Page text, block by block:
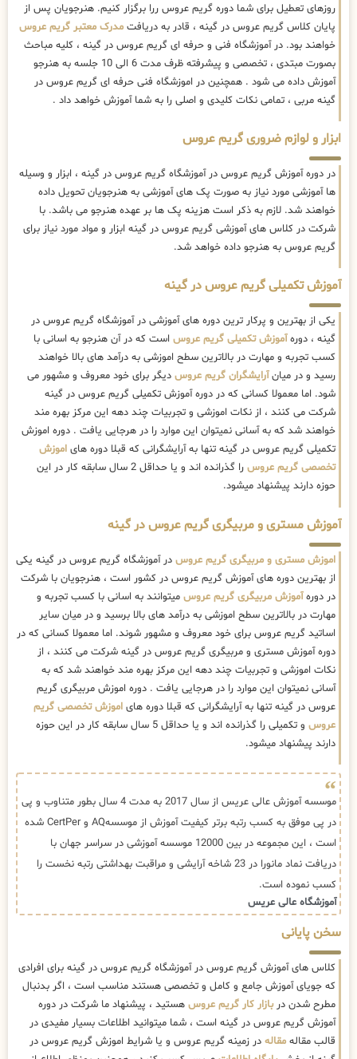
روزهای تعطیل برای شما دوره گریم عروس ررا برگزار کنیم. هنرجویان پس از
پایان کلاس گریم عروس در گینه ، قادر به دریافت مدرک معتبر گریم عروس
خواهند بود. در آموزشگاه فنی و حرفه ای گریم عروس در گینه ، کلیه مباحث
بصورت مبتدی ، تخصصی و پیشرفته ظرف مدت 6 الی 10 جلسه به هنرجو
آموزش داده می شود . همچنین در اموزشگاه فنی حرفه ای گریم عروس در
گینه مربی ، تمامی نکات کلیدی و اصلی را به شما آموزش خواهد داد .
ابزار و لوازم ضروری گریم عروس
در دوره آموزش گریم عروس در آموزشگاه گریم عروس در گینه ، ابزار و وسیله
ها آموزشی مورد نیاز به صورت پک های آموزشی به هنرجویان تحویل داده
خواهند شد. لازم به ذکر است هزینه پک ها بر عهده هنرجو می باشد. با
شرکت در کلاس های آموزشی گریم عروس در گینه ابزار و مواد مورد نیاز برای
گریم عروس به هنرجو داده خواهد شد.
آموزش تکمیلی گریم عروس در گینه
یکی از بهترین و پرکار ترین دوره های آموزشی در آموزشگاه گریم عروس در
گینه ، دورهآموزش تکمیلی گریم عروس است که در آن هنرجو به اسانی با
کسب تجربه و مهارت در بالاترین سطح اموزشی به درآمد های بالا خواهند
رسید و در میانآرایشگران گریم عروس دیگر برای خود معروف و مشهور می
شود. اما معمولا کسانی که در دوره آموزش تکمیلی گریم عروس در گینه
شرکت می کنند ، از نکات اموزشی و تجربیات چند دهه این مرکز بهره مند
خواهند شد که به آسانی نمیتوان این موارد را در هرجایی یافت . دوره اموزش
تکمیلی گریم عروس در گینه تنها به آرایشگرانی که قبلا دوره های اموزش
تخصصی گریم عروس
را گذرانده اند و یا حداقل 2 سال سابقه کار در این
حوزه دارند پیشنهاد میشود.
آموزش مستری و مربیگری گریم عروس در گینه
اموزش مستری و مربیگری گریم عروس در آموزشگاه گریم عروس در گینه یکی
از بهترین دوره های آموزش گریم عروس در کشور است ، هنرجویان با شرکت
در دورهآموزش مربیگری گریم عروس میتوانند به اسانی با کسب تجربه و
مهارت در بالاترین سطح اموزشی به درآمد های بالا برسید و در میان سایر
اساتید گریم عروس برای خود معروف و مشهور شوند. اما معمولا کسانی که در
دوره آموزش مستری و مربیگری گریم عروس در گینه شرکت می کنند ، از
نکات اموزشی و تجربیات چند دهه این مرکز بهره مند خواهند شد که به
آسانی نمیتوان این موارد را در هرجایی یافت . دوره اموزش مربیگری گریم
عروس در گینه تنها به آرایشگرانی که قبلا دوره های اموزش تخصصی گریم
عروس
و تکمیلی را گذرانده اند و یا حداقل 5 سال سابقه کار در این حوزه
دارند پیشنهاد میشود.
موسسه آموزش عالی عریس از سال 2017 به مدت 4 سال بطور متناوب و پی
در پی موفق به کسب رتبه برتر کیفیت آموزش از موسسهAQ و CertPer شده
است ، این مجموعه در بین 12000 موسسه آموزشی در سراسر جهان با
دریافت نماد مانورا در 23 شاخه آرایشی و مراقبت بهداشتی رتبه نخست را
کسب نموده است.
آموزشگاه عالی عریس
سخن پایانی
کلاس های آموزش گریم عروس در آموزشگاه گریم عروس در گینه برای افرادی
که جویای آموزش جامع و کامل و تخصصی هستند مناسب است ، اگر بدنبال
مطرح شدن دربازار کار گریم عروس هستید ، پیشنهاد ما شرکت در دوره
آموزش گریم عروس در گینه است ، شما میتوانید اطلاعات بسیار مفیدی در
قالب مقاله مقاله در زمینه گریم عروس و یا شرایط اموزش گریم عروس در